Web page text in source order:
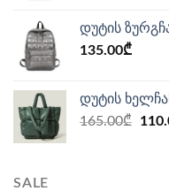
დუტის
135.00₾
დუტის
165.00₾
SALE